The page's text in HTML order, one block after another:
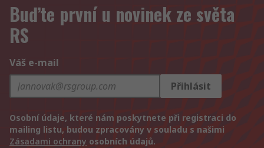
Buďte první u novinek ze světa
RS
Váš e-mail
Přihlásit
Osobní údaje, které nám poskytnete při registraci do
mailing listu, budou zpracovány v souladu s našimi
Zásadami ochrany osobních údajů.